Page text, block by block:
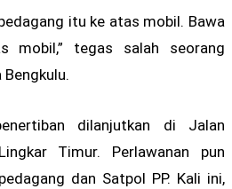
itu ke atas mobil. Bawa
mobil,” tegas salah seorang
dilanjutkan di Jalan
Timur. Perlawanan pun
dan Satpol PP. Kali ini,